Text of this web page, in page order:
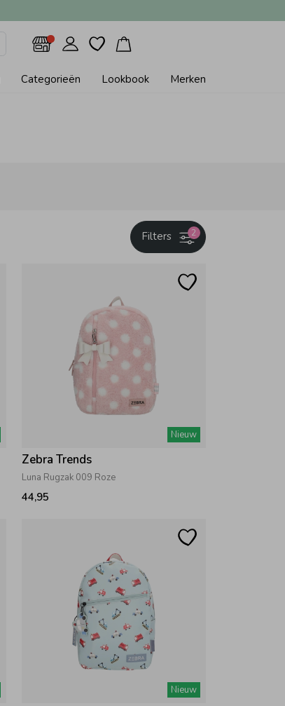
Categorieën Lookbook Merken
2
Filters
Nieuw
Zebra Trends
Luna Rugzak 009 Roze
44,95
Nieuw